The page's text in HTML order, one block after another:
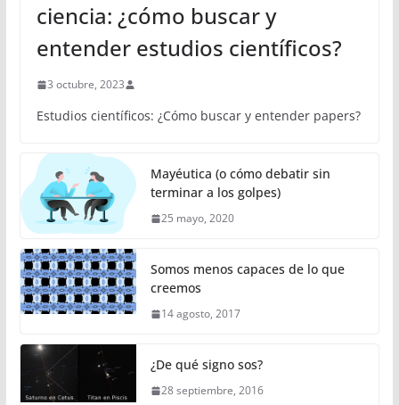
ciencia: ¿cómo buscar y
entender estudios científicos?
3 octubre, 2023
Estudios científicos: ¿Cómo buscar y entender papers?
Mayéutica (o cómo debatir sin
terminar a los golpes)
25 mayo, 2020
Somos menos capaces de lo que
creemos
14 agosto, 2017
¿De qué signo sos?
28 septiembre, 2016